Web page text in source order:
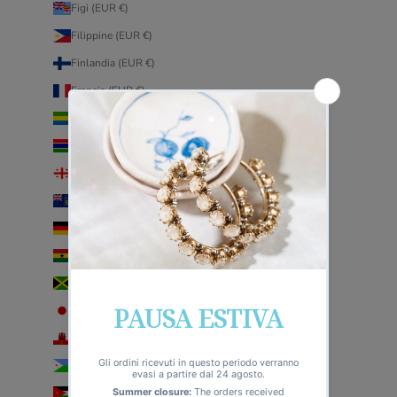
Figi (EUR €)
Filippine (EUR €)
Finlandia (EUR €)
Francia (EUR €)
Gabon (EUR €)
Gambia (EUR €)
Georgia (EUR €)
Georgia del Sud e Sandwich australi (EUR €)
Giappone (EUR €)
Gibuti (EUR €)
Giordania (EUR €)